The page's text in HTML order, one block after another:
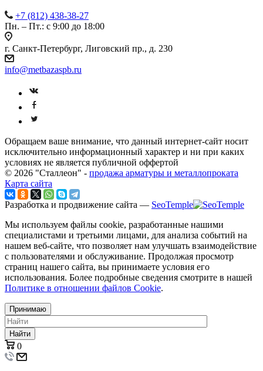
+7 (812) 438-38-27
Пн. – Пт.: с 9:00 до 18:00
г. Санкт-Петербург, Лиговский пр., д. 230
info@metbazaspb.ru
Обращаем ваше внимание, что данный интернет-сайт носит
исключительно информационный характер и ни при каких
условиях не является публичной оффертой
© 2026 "Сталлеон" - продажа арматуры и металлопроката
Карта сайта
Разработка и продвижение сайта — SeoTemple
Мы используем файлы cookie, разработанные нашими
специалистами и третьими лицами, для анализа событий на
нашем веб-сайте, что позволяет нам улучшать взаимодействие
с пользователями и обслуживание. Продолжая просмотр
страниц нашего сайта, вы принимаете условия его
использования. Более подробные сведения смотрите в нашей
Политике в отношении файлов Cookie.
Принимаю
Найти
0